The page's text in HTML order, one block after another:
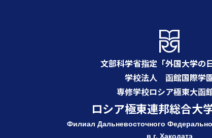
文部科学省指定「外国大学の
学校法人 函館国際学
専修学校ロシア極東大函
ロシア極東連邦総合大
Филиал Дальневосточного
в г. Хакодатэ